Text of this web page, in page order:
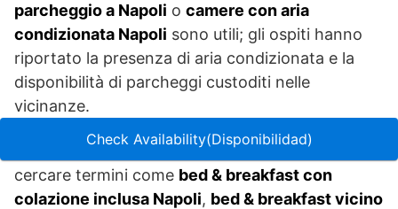
parcheggio a Napoli o camere con aria
condizionata Napoli sono utili; gli ospiti hanno
riportato la presenza di aria condizionata e la
disponibilità di parcheggi custoditi nelle
vicinanze.
Per chi vuole trovare soluzioni mirate si possono
cercare termini come bed & breakfast con
colazione inclusa Napoli, bed & breakfast vicino
Check Availability(Disponibilidad)